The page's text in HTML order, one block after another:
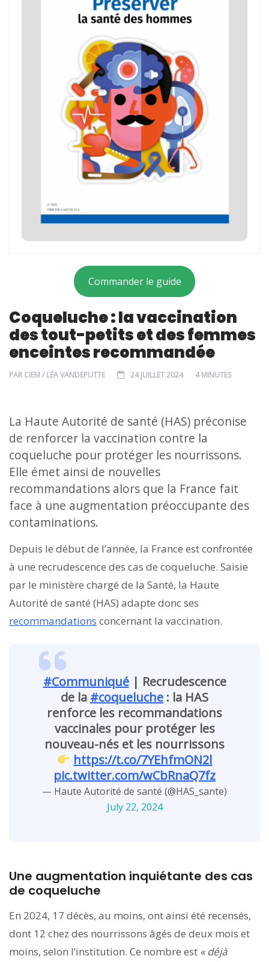
Commander le guide
Coqueluche : la vaccination
des tout-petits et des femmes
enceintes recommandée
PAR CIEM / LÉA VANDEPUTTE 24 JUILLET 2024 4 MINUTES
La Haute Autorité de santé (HAS) préconise
de renforcer la vaccination contre la
coqueluche pour protéger les nourrissons.
Elle émet ainsi de nouvelles
recommandations alors que la France fait
face à une augmentation préoccupante des
contaminations.
Depuis le début de l’année, la France est confrontée
à une recrudescence des cas de coqueluche. Saisie
par le ministère chargé de la Santé, la Haute
Autorité de santé (HAS) adapte donc ses
recommandations concernant la vaccination.
#Communiqué| Recrudescence
de la #coqueluche : la HAS
renforce les recommandations
vaccinales pour protéger les
nouveau-nés et les nourrissons
https://t.co/7YEhfmON2l
pic.twitter.com/wCbRnaQ7fz
— Haute Autorité de santé (@HAS_sante)
July 22, 2024
Une augmentation inquiétante des cas
de coqueluche
En 2024, 17 décès, au moins, ont ainsi été recensés,
dont 12 chez des nourrissons âgés de deux mois et
moins, selon l’institution. Ce nombre est «déjà